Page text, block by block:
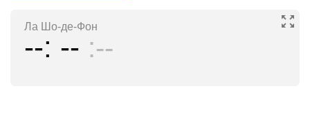
Ла Шо-де-Фон
-- -- --